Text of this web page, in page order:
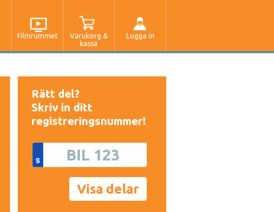
Filmrummet
Varukorg &
kassa
Logga in
Rätt del?
Skriv in ditt
registreringsnummer!